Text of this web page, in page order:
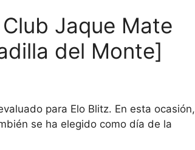
Jaque Mate
del Monte]
para Elo Blitz. En esta ocasión,
se ha elegido como día de la